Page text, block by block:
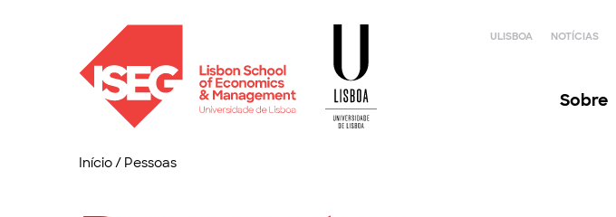
ULISBOA NOTÍCIAS
Sobre
Início/ Pessoas